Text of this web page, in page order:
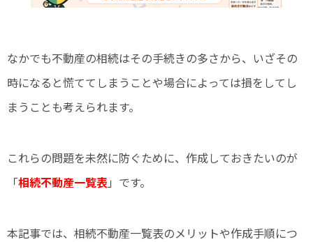
なかでも不動産の相続はその手続きの多さから、いざその
時になると慌ててしまうことや場合によっては損をしてし
まうことも考えられます。
これらの問題を未然に防ぐために、作成しておきたいのが
「相続不動産一覧表」です。
本記事では、相続不動産一覧表のメリットや作成手順につ